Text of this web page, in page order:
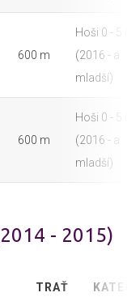
600 m
Hoši 0 - 5 let
(2016 - a
mladší)
600 m
Hoši 0 - 5 let
(2016 - a
mladší)
- 2015)
TRAŤ